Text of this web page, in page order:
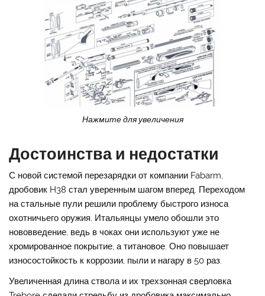
Нажмите для увеличения
Достоинства и недостатки
С новой системой перезарядки от компании Fabarm,
дробовик H38 стал уверенным шагом вперед. Переходом
на стальные пули решили проблему быстрого износа
охотничьего оружия. Итальянцы умело обошли это
нововведение, ведь в чоках они используют уже не
хромированное покрытие, а титановое. Оно повышает
износостойкость к коррозии, пыли и нагару в 50 раз.
Увеличенная длина ствола и их трехзонная сверловка